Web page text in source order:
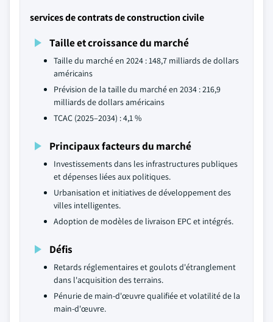
services de contrats de construction civile
Taille et croissance du marché
Taille du marché en 2024 : 148,7 milliards de dollars
américains
Prévision de la taille du marché en 2034 : 216,9
milliards de dollars américains
TCAC (2025–2034) : 4,1 %
Principaux facteurs du marché
Investissements dans les infrastructures publiques
et dépenses liées aux politiques.
Urbanisation et initiatives de développement des
villes intelligentes.
Adoption de modèles de livraison EPC et intégrés.
Défis
Retards réglementaires et goulots d'étranglement
dans l'acquisition des terrains.
Pénurie de main-d'œuvre qualifiée et volatilité de la
main-d'œuvre.